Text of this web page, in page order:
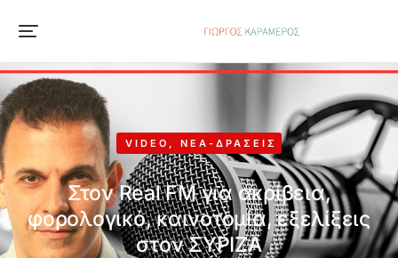
VIDEO ΝΈΑ-ΔΡΆΣΕΙΣ
Στον Real FM για ακρίβεια,
φορολογικό, καινοτομία, εξελίξεις
στον ΣΥΡΙΖΑ